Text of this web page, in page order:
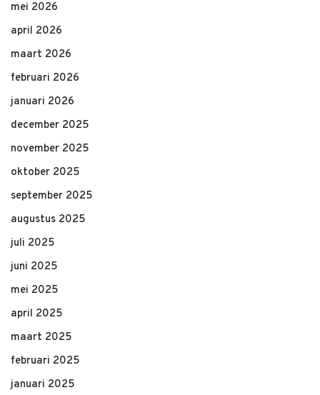
mei 2026
april 2026
maart 2026
februari 2026
januari 2026
december 2025
november 2025
oktober 2025
september 2025
augustus 2025
juli 2025
juni 2025
mei 2025
april 2025
maart 2025
februari 2025
januari 2025